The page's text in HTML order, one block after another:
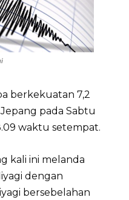
berkekuatan 7,2
pada Sabtu
waktu setempat.
kali ini melanda
dengan
bersebelahan